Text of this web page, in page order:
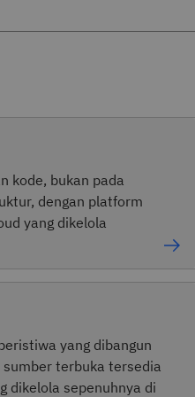
kode, bukan pada
dengan platform
yang dikelola
yang dibangun
sumber terbuka tersedia
dikelola sepenuhnya di